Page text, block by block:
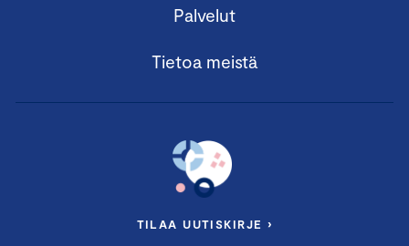
Palvelut
Tietoa meistä
TILAA UUTISKIRJE ›